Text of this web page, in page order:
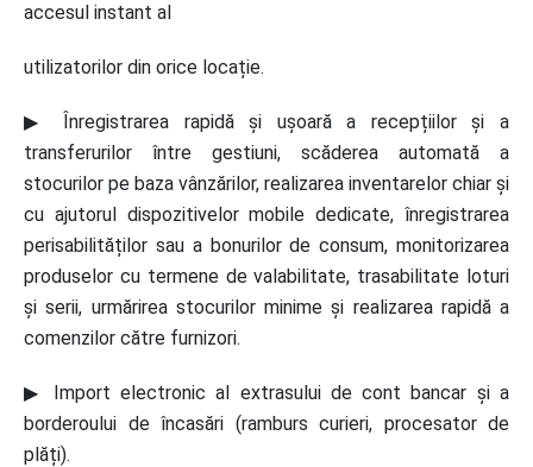
accesul instant al
utilizatorilor din orice locație.
▶ Înregistrarea rapidă și ușoară a recepțiilor și a
transferurilor între gestiuni, scăderea automată a
stocurilor pe baza vânzărilor, realizarea inventarelor chiar și
cu ajutorul dispozitivelor mobile dedicate, înregistrarea
perisabilităților sau a bonurilor de consum, monitorizarea
produselor cu termene de valabilitate, trasabilitate loturi
și serii, urmărirea stocurilor minime și realizarea rapidă a
comenzilor către furnizori.
▶ Import electronic al extrasului de cont bancar și a
borderoului de încasări (ramburs curieri, procesator de
plăți).